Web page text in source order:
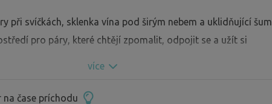
při svíčkách, sklenka vína pod širým nebem a uklidňující šum
pro páry, které chtějí zpomalit, odpojit se a užít si
venkovní hot tub pod hvězdami za příplatek 1490 Kč. Horká
více
čase príchodu